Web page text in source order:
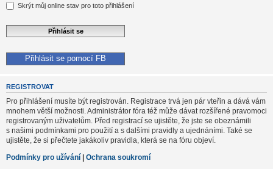
Skrýt můj online stav pro toto přihlášení
Přihlásit se pomocí FB
REGISTROVAT
Pro přihlášení musíte být registrován. Registrace trvá jen pár vteřin a dává vám
mnohem větší možnosti. Administrátor fóra též může dávat rozšířené pravomoci
registrovaným uživatelům. Před registrací se ujistěte, že jste se obeznámili
s našimi podmínkami pro použití a s dalšími pravidly a ujednáními. Také se
ujistěte, že si přečtete jakákoliv pravidla, která se na fóru objeví.
Podmínky pro užívání | Ochrana soukromí